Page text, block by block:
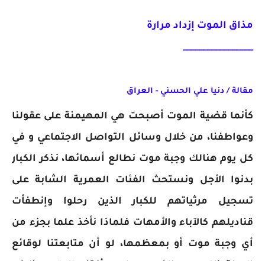
مذاق الموت إزداد مرارة
_________________
مقالة / دنيا علي الحسني - العراق
كأنما قضية الموت أصبحت هي المهيمنة على عقولنا
وعواطفنا، من خلال وسائل التواصل الاجتماعي و في
كل يوم هنالك وجبة موت نطالع أسمائها، نذكر الكبار
بدنوا الأجل ونستحث الفئات العمرية الشابة على
تسجيل مرثياتهم للكبار الذين رحلوا وإنطفأت
قناديلهم كالآباء والأمهات فلماذا نأخذ علما بجزء من
أي وجبة موت أو بمعظمها، لو أن متابعتنا لوقائع